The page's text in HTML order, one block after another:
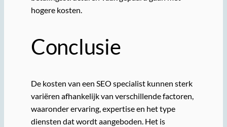
hogere kosten.
Conclusie
De kosten van een SEO specialist kunnen sterk
variëren afhankelijk van verschillende factoren,
waaronder ervaring, expertise en het type
diensten dat wordt aangeboden. Het is